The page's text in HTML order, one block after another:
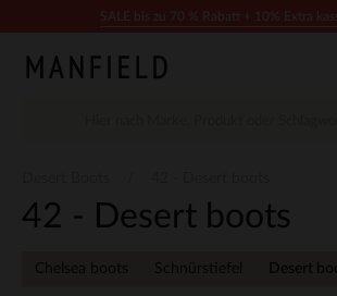
42 - Desert boots
Chelsea boots Schnürstiefel Desert